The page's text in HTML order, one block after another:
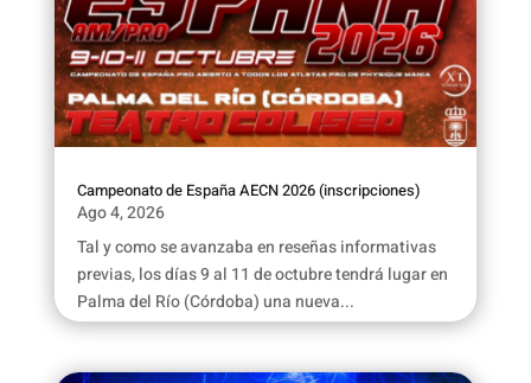
Campeonato de España AECN 2026 (inscripciones)
Ago 4, 2026
Tal y como se avanzaba en reseñas informativas
previas, los días 9 al 11 de octubre tendrá lugar en
Palma del Río (Córdoba) una nueva...